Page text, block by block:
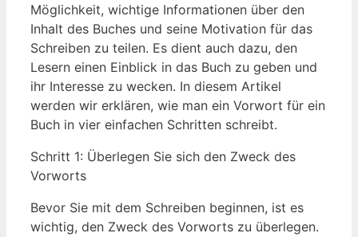
Möglichkeit, wichtige Informationen über den
Inhalt des Buches und ⁣seine Motivation für das
Schreiben zu teilen. Es dient auch dazu, den
Lesern einen Einblick in das Buch zu geben und
ihr Interesse zu wecken. ​In diesem Artikel
werden wir erklären, wie man ein Vorwort ⁤für ein
Buch in vier einfachen​ Schritten schreibt.
Schritt 1: Überlegen Sie sich den Zweck des
Vorworts
Bevor Sie mit dem Schreiben beginnen, ist es
wichtig, den Zweck‍ des Vorworts zu überlegen.